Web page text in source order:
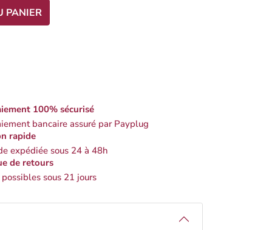
PANIER
100% sécurisé
bancaire assuré par Payplug
rapide
expédiée sous 24 à 48h
de retours
possibles sous 21 jours